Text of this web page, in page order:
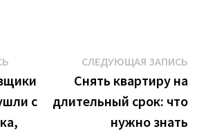
Предыдущая
запись:
с
СЛЕДУЮЩАЯ ЗАПИСЬ
Снять квартиру на
длительный срок: что
нужно знать